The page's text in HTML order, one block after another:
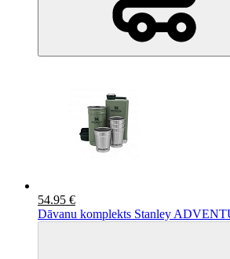
54.95 €
Dāvanu komplekts Stanley